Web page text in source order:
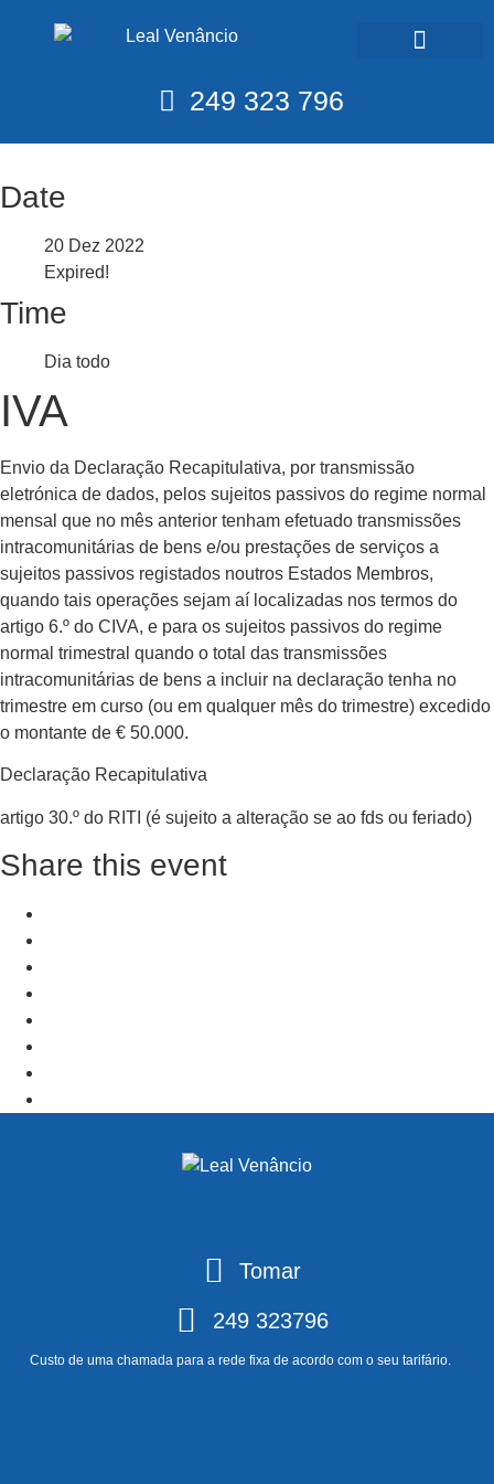
249 323 796
Date
20 Dez 2022
Expired!
Time
Dia todo
IVA
Envio da Declaração Recapitulativa, por transmissão
eletrónica de dados, pelos sujeitos passivos do regime normal
mensal que no mês anterior tenham efetuado transmissões
intracomunitárias de bens e/ou prestações de serviços a
sujeitos passivos registados noutros Estados Membros,
quando tais operações sejam aí localizadas nos termos do
artigo 6.º do CIVA, e para os sujeitos passivos do regime
normal trimestral quando o total das transmissões
intracomunitárias de bens a incluir na declaração tenha no
trimestre em curso (ou em qualquer mês do trimestre) excedido
o montante de € 50.000.
Declaração Recapitulativa
artigo 30.º do RITI (é sujeito a alteração se ao fds ou feriado)
Share this event
Tomar
249 323796
Custo de uma chamada para a rede fixa de acordo com o seu tarifário.